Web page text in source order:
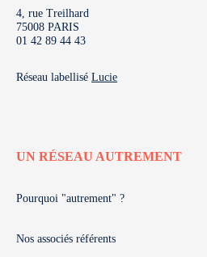
4, rue Treilhard
75008 PARIS
01 42 89 44 43
Réseau labellisé Lucie
UN RÉSEAU AUTREMENT
Pourquoi "autrement" ?
Nos associés référents